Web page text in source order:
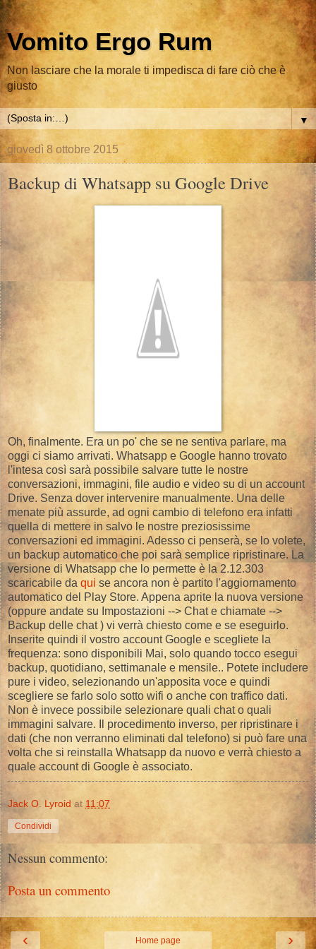
Vomito Ergo Rum
Non lasciare che la morale ti impedisca di fare ciò che è
giusto
▼
giovedì 8 ottobre 2015
Backup di Whatsapp su Google Drive
Oh, finalmente. Era un po' che se ne sentiva parlare, ma
oggi ci siamo arrivati. Whatsapp e Google hanno trovato
l'intesa così sarà possibile salvare tutte le nostre
conversazioni, immagini, file audio e video su di un account
Drive. Senza dover intervenire manualmente. Una delle
menate più assurde, ad ogni cambio di telefono era infatti
quella di mettere in salvo le nostre preziosissime
conversazioni ed immagini. Adesso ci penserà, se lo volete,
un backup automatico che poi sarà semplice ripristinare. La
versione di Whatsapp che lo permette è la 2.12.303
scaricabile da qui se ancora non è partito l'aggiornamento
automatico del Play Store. Appena aprite la nuova versione
(oppure andate su Impostazioni --> Chat e chiamate -->
Backup delle chat ) vi verrà chiesto come e se eseguirlo.
Inserite quindi il vostro account Google e scegliete la
frequenza: sono disponibili Mai, solo quando tocco esegui
backup, quotidiano, settimanale e mensile.. Potete includere
pure i video, selezionando un'apposita voce e quindi
scegliere se farlo solo sotto wifi o anche con traffico dati.
Non è invece possibile selezionare quali chat o quali
immagini salvare. Il procedimento inverso, per ripristinare i
dati (che non verranno eliminati dal telefono) si può fare una
volta che si reinstalla Whatsapp da nuovo e verrà chiesto a
quale account di Google è associato.
Jack O. Lyroid at 11:07
Condividi
Nessun commento:
Posta un commento
‹ ›
Home page